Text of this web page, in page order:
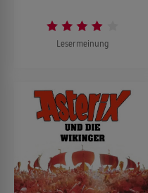
Lesermeinung